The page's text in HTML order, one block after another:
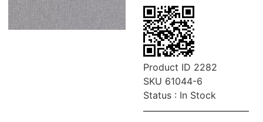
Product ID 2282
SKU 61044-6
Status : In Stock